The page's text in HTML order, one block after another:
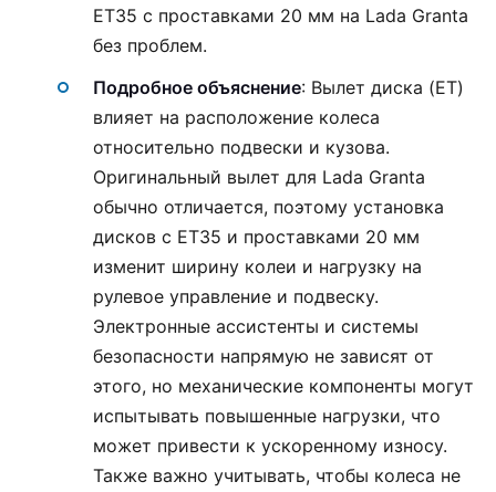
ET35 с проставками 20 мм на Lada Granta
без проблем.
Подробное объяснение: Вылет диска (ET)
влияет на расположение колеса
относительно подвески и кузова.
Оригинальный вылет для Lada Granta
обычно отличается, поэтому установка
дисков с ET35 и проставками 20 мм
изменит ширину колеи и нагрузку на
рулевое управление и подвеску.
Электронные ассистенты и системы
безопасности напрямую не зависят от
этого, но механические компоненты могут
испытывать повышенные нагрузки, что
может привести к ускоренному износу.
Также важно учитывать, чтобы колеса не